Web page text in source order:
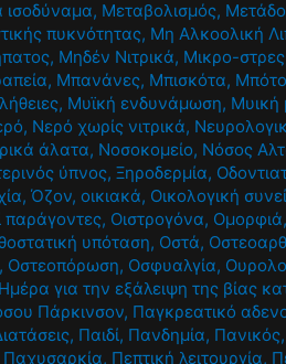
ισοδύναμα, Μεταβολισμός,
πυκνότητας, Μη Αλκοολική
, Μηδέν Νιτρικά, Μικρο-στρες
, Μπανάνες, Μπισκότα,
, Μυϊκή ενδυνάμωση, Μυική
, Νερό χωρίς νιτρικά,
άλατα, Νοσοκομείο, Νόσος
ύπνος,Ξηροδερμία,
,Όζον,οικιακά, Οικολογική
παράγοντες, Οιστρογόνα, Ομορφιά,
υπόταση, Οστά,
, Οστεοπόρωση, Οσφυαλγία,
για την εξάλειψη της βίας
Πάρκινσον, Παγκρεατικό
, Παιδί, Πανδημία, Πανικός,
Παχυσαρκία, Πεπτική λειτουργία,